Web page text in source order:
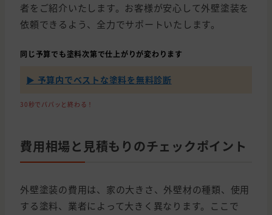
者をご紹介いたします。お客様が安心して外壁塗装を
依頼できるよう、全力でサポートいたします。
同じ予算でも塗料次第で仕上がりが変わります
▶ 予算内でベストな塗料を無料診断
30秒でパパッと終わる！
費用相場と見積もりのチェックポイント
外壁塗装の費用は、家の大きさ、外壁材の種類、使用
する塗料、業者によって大きく異なります。ここで